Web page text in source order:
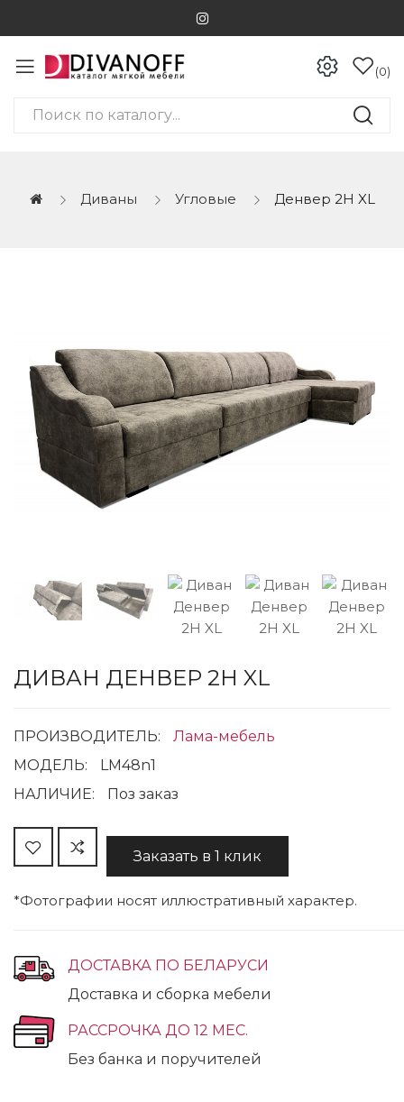
0
Диваны Угловые Денвер 2Н XL
ДИВАН ДЕНВЕР 2Н XL
ПРОИЗВОДИТЕЛЬ:
Лама-мебель
МОДЕЛЬ:
LM48n1
НАЛИЧИЕ:
Поз заказ
Заказать в 1 клик
*Фотографии носят иллюстративный характер.
ДОСТАВКА ПО БЕЛАРУСИ
Доставка и сборка мебели
РАССРОЧКА ДО 12 МЕС.
Без банка и поручителей